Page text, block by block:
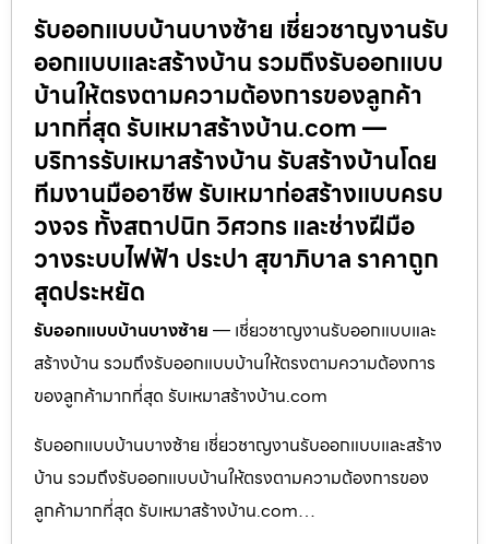
รับออกแบบบ้านบางซ้าย เชี่ยวชาญงานรับ
ออกแบบและสร้างบ้าน รวมถึงรับออกแบบ
บ้านให้ตรงตามความต้องการของลูกค้า
มากที่สุด รับเหมาสร้างบ้าน.com —
บริการรับเหมาสร้างบ้าน รับสร้างบ้านโดย
ทีมงานมืออาชีพ รับเหมาก่อสร้างแบบครบ
วงจร ทั้งสถาปนิก วิศวกร และช่างฝีมือ
วางระบบไฟฟ้า ประปา สุขาภิบาล ราคาถูก
สุดประหยัด
รับออกแบบบ้านบางซ้าย — เชี่ยวชาญงานรับออกแบบและ
สร้างบ้าน รวมถึงรับออกแบบบ้านให้ตรงตามความต้องการ
ของลูกค้ามากที่สุด รับเหมาสร้างบ้าน.com
รับออกแบบบ้านบางซ้าย เชี่ยวชาญงานรับออกแบบและสร้าง
บ้าน รวมถึงรับออกแบบบ้านให้ตรงตามความต้องการของ
ลูกค้ามากที่สุด รับเหมาสร้างบ้าน.com…